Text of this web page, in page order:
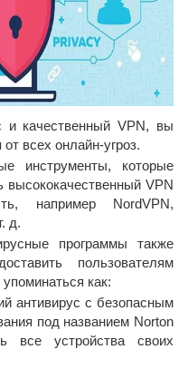
и качественный VPN, вы
всех онлайн-угроз.
инструменты, которые
высококачественный VPN
например NordVPN,
д.
программы также
пользователям
как:
антивирус с безопасным
под названием Norton
все устройства своих